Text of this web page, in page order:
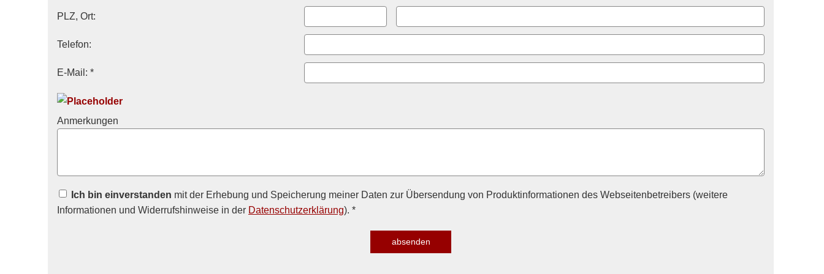
PLZ, Ort:
Telefon:
E-Mail: *
Anmerkungen
Ich bin einverstanden mit der Erhebung und Speicherung meiner Daten zur Übersendung von Produktinformationen des Webseitenbetreibers (weitere
Informationen und Widerrufshinweise in der Datenschutzerklärung). *
absenden